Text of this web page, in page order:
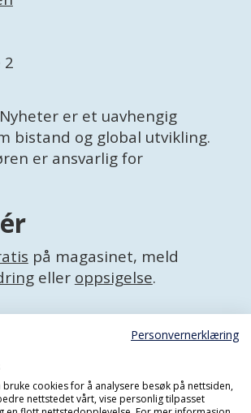
2
er et uavhengig
bistand og global utvikling.
er ansvarlig for
på magasinet, meld
eller oppsigelse.
Personvernerklæring
bruke cookies for å analysere besøk på nettsiden,
nettstedet vårt, vise personlig tilpasset